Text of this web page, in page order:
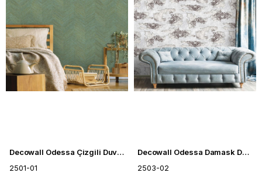
Decowall Odessa Çizgili Duvar Kağıdı 2501-01
2501-01
Decowall Odessa Damask Duvar Kağıdı 2503-02
2503-02